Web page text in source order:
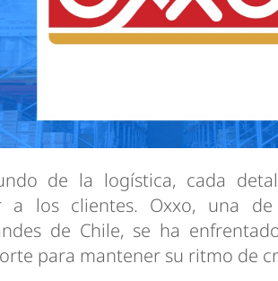
de la logística, cada
a los clientes. Oxxo, una
de Chile, se ha
para mantener su ritmo de